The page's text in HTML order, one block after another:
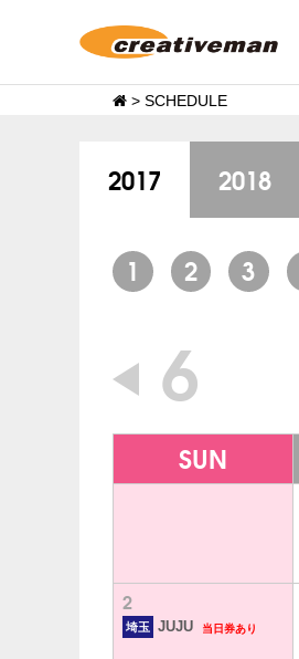
> SCHEDULE
2017 2018
1 2 3
6
SUN
2
埼玉 JUJU 当日券あり